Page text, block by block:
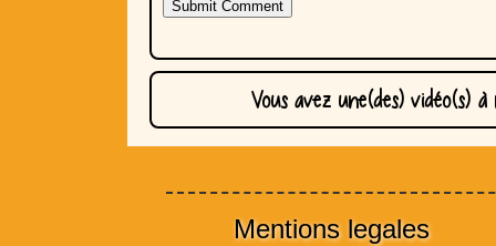
Vous avez une(des) vidéo(s) à
Mentions legales